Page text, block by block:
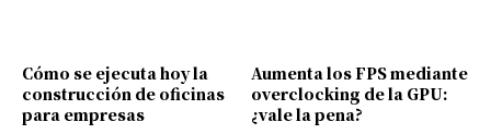
Cómo se ejecuta hoy la
construcción de oficinas
para empresas
Aumenta los FPS mediante
overclocking de la GPU:
¿vale la pena?